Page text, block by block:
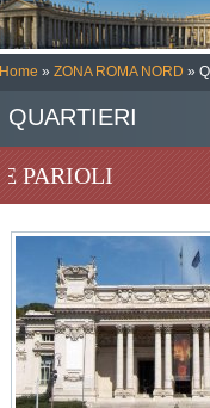
Home » ZONA ROMA NORD »
QUARTIERI